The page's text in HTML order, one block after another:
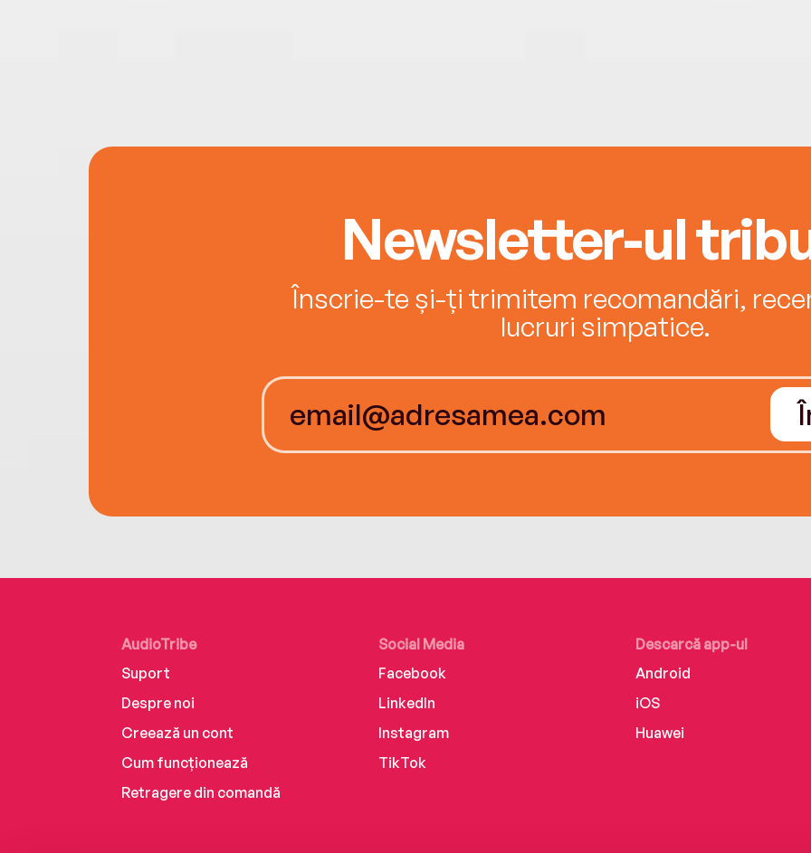
Newsletter-ul
Înscrie-te și-ți trimitem recomandări,
lucruri simpatice.
AudioTribe
Suport
Despre noi
Creează un cont
Cum funcționează
Retragere din comandă
Social Media
Facebook
LinkedIn
Instagram
TikTok
Descarcă app-ul
Android
iOS
Huawei